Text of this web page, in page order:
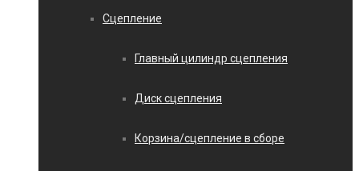
Сцепление
Главный цилиндр сцепления
Диск сцепления
Корзина/сцепление в сборе